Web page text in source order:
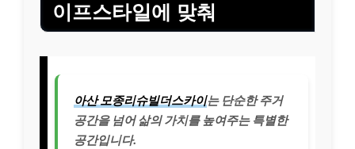
이프스타일에 맞춰
아산 모종리슈빌더스카이는 단순한 주거
공간을 넘어 삶의 가치를 높여주는 특별한
공간입니다.